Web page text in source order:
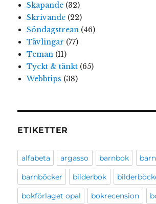
Skapande(32)
Skrivande(22)
Söndagstrean(46)
Tävlingar (77)
Teman(11)
Tyckt & tänkt(65)
Webbtips (38)
ETIKETTER
alfabeta argasso barnbok
barnböcker bilderbok
bokförlaget opal bokrecension